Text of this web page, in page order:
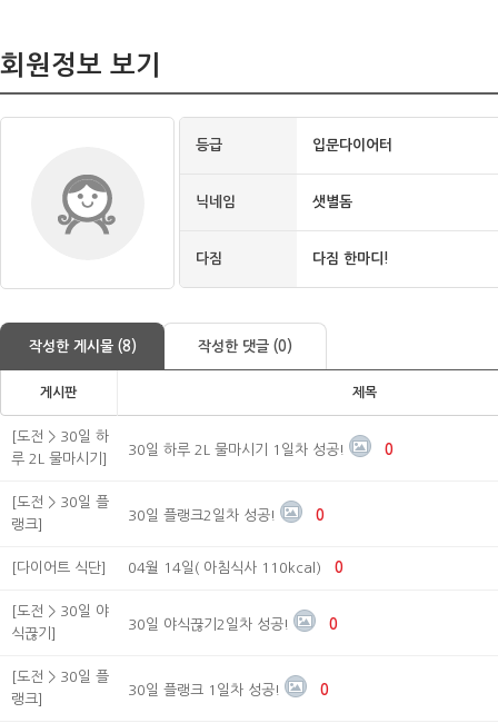
회원정보 보기
등급 입문다이어터
닉네임 샛별돔
다짐 다짐 한마디!
작성한 게시물 (8) 작성한 댓글 (0)
게시판 제목
[도전 > 30일 하
루 2L 물마시기]
30일 하루 2L 물마시기 1일차 성공! 0
[도전 > 30일 플
랭크]
30일 플랭크2일차 성공! 0
[다이어트 식단] 04월 14일( 아침식사 110kcal) 0
[도전 > 30일 야
식끊기]
30일 야식끊기2일차 성공! 0
[도전 > 30일 플
랭크]
30일 플랭크 1일차 성공! 0